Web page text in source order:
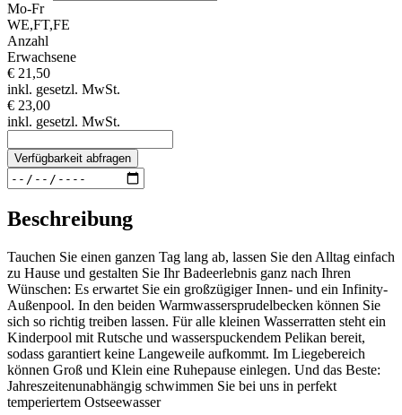
Mo-Fr
WE,FT,FE
Anzahl
Erwachsene
€ 21,50
inkl. gesetzl. MwSt.
€ 23,00
inkl. gesetzl. MwSt.
Verfügbarkeit abfragen
Beschreibung
Tauchen Sie einen ganzen Tag lang ab, lassen Sie den Alltag einfach
zu Hause und gestalten Sie Ihr Badeerlebnis ganz nach Ihren
Wünschen: Es erwartet Sie ein großzügiger Innen- und ein Infinity-
Außenpool. In den beiden Warmwassersprudelbecken können Sie
sich so richtig treiben lassen. Für alle kleinen Wasserratten steht ein
Kinderpool mit Rutsche und wasserspuckendem Pelikan bereit,
sodass garantiert keine Langeweile aufkommt. Im Liegebereich
können Groß und Klein eine Ruhepause einlegen. Und das Beste:
Jahreszeitenunabhängig schwimmen Sie bei uns in perfekt
temperiertem Ostseewasser